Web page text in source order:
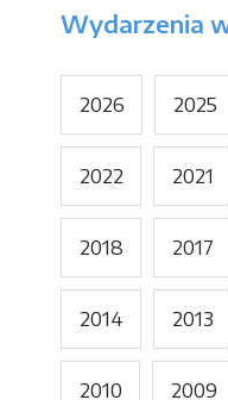
Wydarzenia
2026 2025
2022 2021
2018 2017
2014 2013
2010 2009